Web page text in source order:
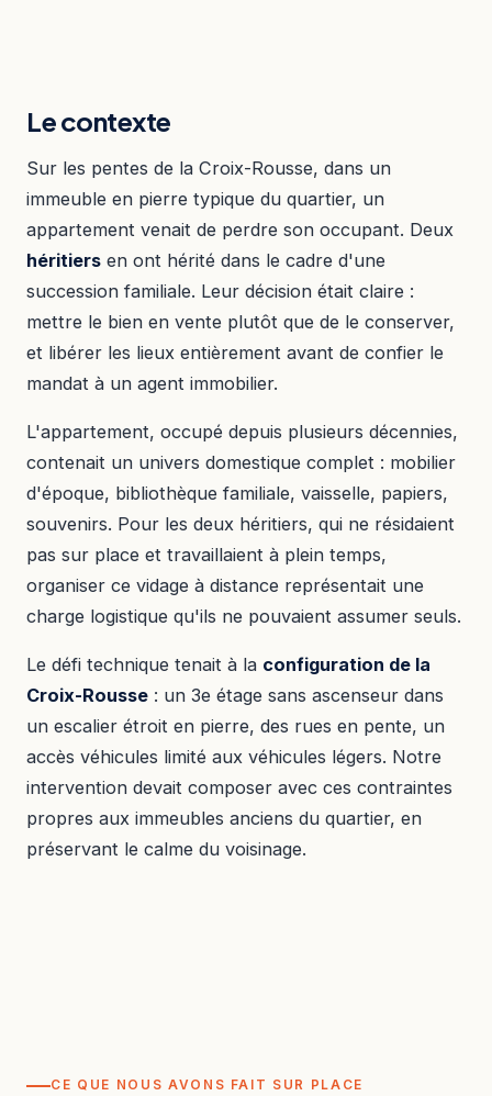
Le contexte
Sur les pentes de la Croix-Rousse, dans un
immeuble en pierre typique du quartier, un
appartement venait de perdre son occupant. Deux
héritiers en ont hérité dans le cadre d'une
succession familiale. Leur décision était claire :
mettre le bien en vente plutôt que de le conserver,
et libérer les lieux entièrement avant de confier le
mandat à un agent immobilier.
L'appartement, occupé depuis plusieurs décennies,
contenait un univers domestique complet : mobilier
d'époque, bibliothèque familiale, vaisselle, papiers,
souvenirs. Pour les deux héritiers, qui ne résidaient
pas sur place et travaillaient à plein temps,
organiser ce vidage à distance représentait une
charge logistique qu'ils ne pouvaient assumer seuls.
Le défi technique tenait à la configuration de la
Croix-Rousse : un 3e étage sans ascenseur dans
un escalier étroit en pierre, des rues en pente, un
accès véhicules limité aux véhicules légers. Notre
intervention devait composer avec ces contraintes
propres aux immeubles anciens du quartier, en
préservant le calme du voisinage.
CE QUE NOUS AVONS FAIT SUR PLACE